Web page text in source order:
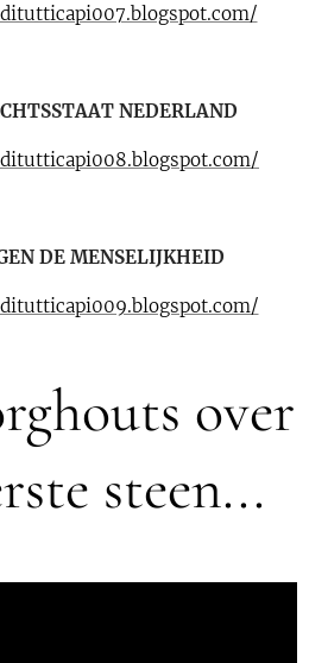
NEDERLAND
DE MENSELIJKHEID
over
steen...